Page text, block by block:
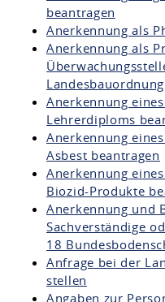
beantragen
Anerkennung als
Anerkennung als
Landesbauordnung
Anerkennung
Lehrerdiploms
Anerkennung
Asbest beantragen
Anerkennung
Biozid-Produkte
Anerkennung und
Sachverständige
18
Anfrage bei der
stellen
Angaben zur